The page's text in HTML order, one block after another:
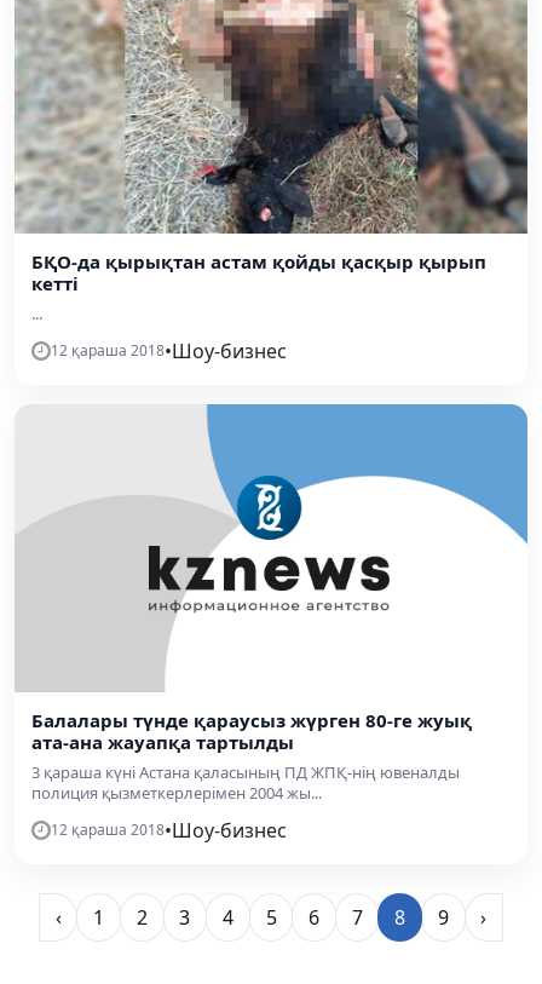
БҚО-да қырықтан астам қойды қасқыр қырып
кетті
...
12 қараша 2018•Шоу-бизнес
Балалары түнде қараусыз жүрген 80-ге жуық
ата-ана жауапқа тартылды
3 қараша күні Астана қаласының ПД ЖПҚ-нің ювеналды
полиция қызметкерлерімен 2004 жы...
12 қараша 2018•Шоу-бизнес
‹ 1 2 3 4 5 6 7 8 9 ›